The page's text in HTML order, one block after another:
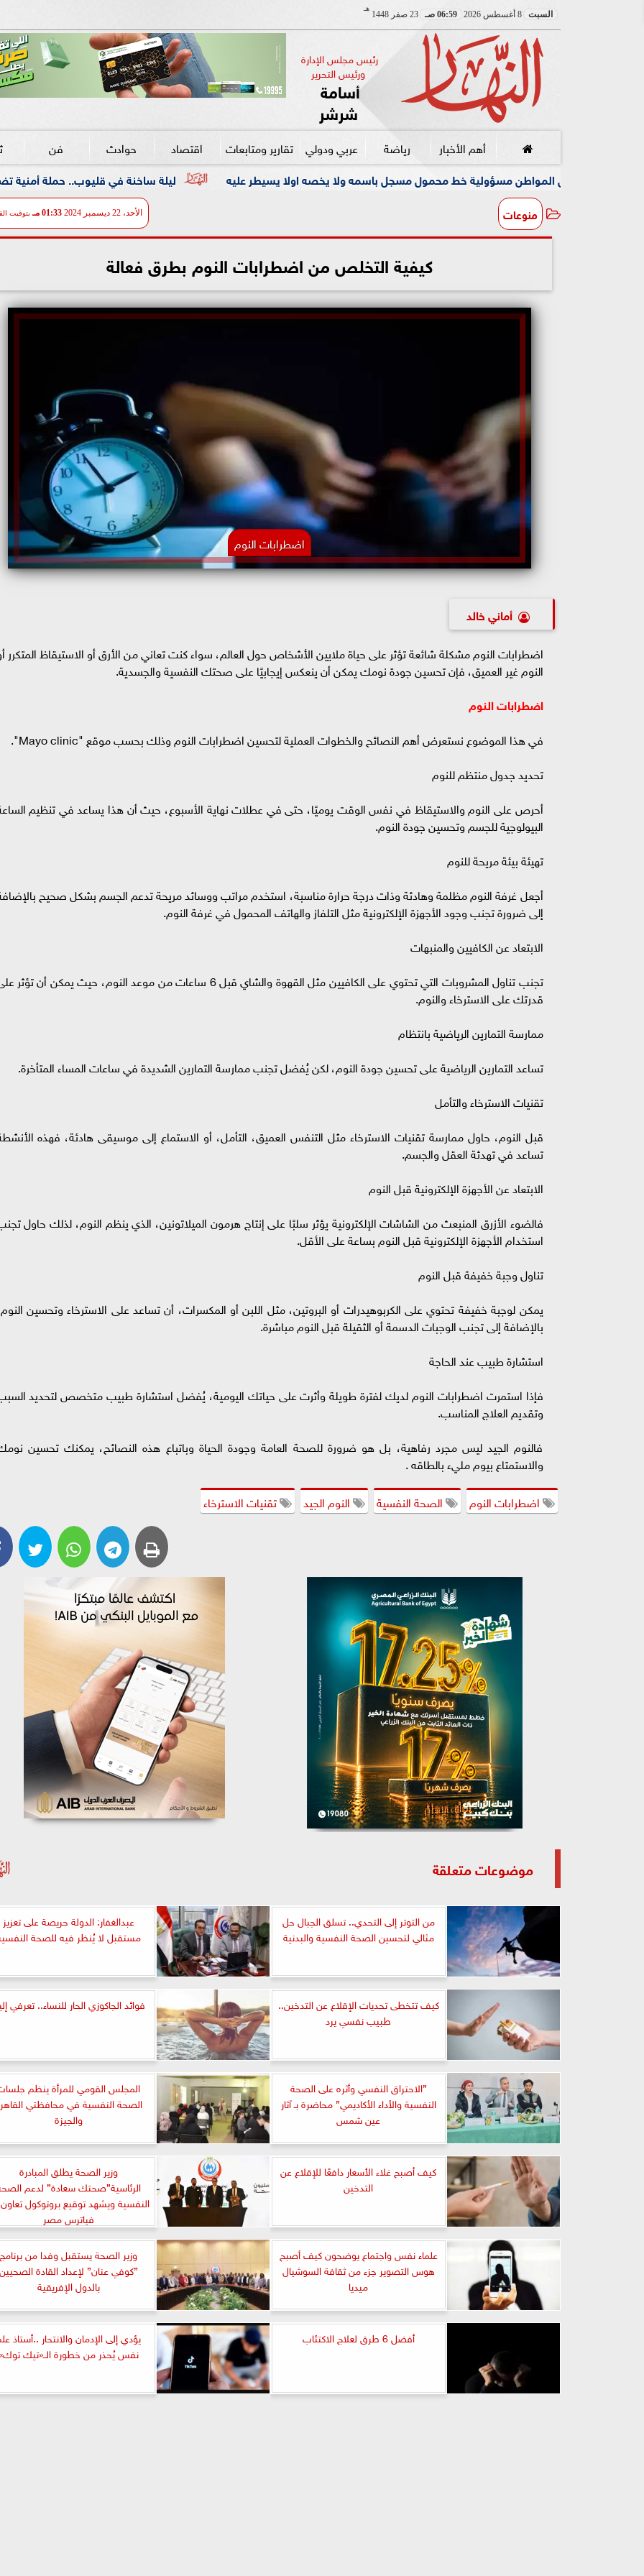
السبت 8 أغسطس 2026 06:59 صـ 23 صفر 1448
هـ
رئيس مجلس الإدارة
ورئيس التحرير
أسامة
شرشر
أهم الأخبار رياضة عربي ودولي تقارير ومتابعات اقتصاد حوادث فن
ليلة ساخنة في قليوب.. حملة أمنية تضرب معاقل المواطن مسؤولية خط محمول مسجل باسمه ولا يخصه اولا يسيطر عليه
منوعات الأحد، 22 ديسمبر 2024 01:33 مـ بتوقيت
كيفية التخلص من اضطرابات النوم بطرق فعالة
اضطرابات النوم
أماني خالد
اضطرابات النوم مشكلة شائعة تؤثر على حياة ملايين الأشخاص حول العالم، سواء كنت تعاني من الأرق أو الاستيقاظ المتكرر
النوم غير العميق، فإن تحسين جودة نومك يمكن أن ينعكس إيجابيًا على صحتك النفسية والجسدية.
اضطرابات النوم
في هذا الموضوع نستعرض أهم النصائح والخطوات العملية لتحسين اضطرابات النوم وذلك بحسب موقع "Mayo clinic".
تحديد جدول منتظم للنوم
أحرص على النوم والاستيقاظ في نفس الوقت يوميًا، حتى في عطلات نهاية الأسبوع، حيث أن هذا يساعد في تنظيم
البيولوجية للجسم وتحسين جودة النوم.
تهيئة بيئة مريحة للنوم
أجعل غرفة النوم مظلمة وهادئة وذات درجة حرارة مناسبة، استخدم مراتب ووسائد مريحة تدعم الجسم بشكل صحيح
إلى ضرورة تجنب وجود الأجهزة الإلكترونية مثل التلفاز والهاتف المحمول في غرفة النوم.
الابتعاد عن الكافيين والمنبهات
تجنب تناول المشروبات التي تحتوي على الكافيين مثل القهوة والشاي قبل 6 ساعات من موعد النوم، حيث يمكن أن
قدرتك على الاسترخاء والنوم.
ممارسة التمارين الرياضية بانتظام
تساعد التمارين الرياضية على تحسين جودة النوم، لكن يُفضل تجنب ممارسة التمارين الشديدة في ساعات المساء المتأخرة.
تقنيات الاسترخاء والتأمل
قبل النوم، حاول ممارسة تقنيات الاسترخاء مثل التنفس العميق، التأمل، أو الاستماع إلى موسيقى هادئة، فهذه
تساعد في تهدئة العقل والجسم.
الابتعاد عن الأجهزة الإلكترونية قبل النوم
فالضوء الأزرق المنبعث من الشاشات الإلكترونية يؤثر سلبًا على إنتاج هرمون الميلاتونين، الذي ينظم النوم، لذلك حاول
استخدام الأجهزة الإلكترونية قبل النوم بساعة على الأقل.
تناول وجبة خفيفة قبل النوم
يمكن لوجبة خفيفة تحتوي على الكربوهيدرات أو البروتين، مثل اللبن أو المكسرات، أن تساعد على الاسترخاء وتحسين
بالإضافة إلى تجنب الوجبات الدسمة أو الثقيلة قبل النوم مباشرة.
استشارة طبيب عند الحاجة
فإذا استمرت اضطرابات النوم لديك لفترة طويلة وأثرت على حياتك اليومية، يُفضل استشارة طبيب متخصص لتحديد
وتقديم العلاج المناسب.
فالنوم الجيد ليس مجرد رفاهية، بل هو ضرورة للصحة العامة وجودة الحياة وباتباع هذه النصائح، يمكنك تحسين
والاستمتاع بيوم مليء بالطاقه .
اضطرابات النوم
الصحة النفسية النوم الجيد تقنيات الاسترخاء
موضوعات متعلقة
من التوتر إلى التحدي.. تسلق الجبال حل
مثالي لتحسين الصحة النفسية والبدنية
عبدالغفار: الدولة حريصة على تعزيز
مستقبل لا يُنظر فيه للصحة
كيف تتخطى تحديات الإقلاع عن التدخين..
طبيب نفسي يرد
فوائد الجاكوزي الحار للنساء.. تعرفي
”الاحتراق النفسي وأثره على الصحة
النفسية والأداء الأكاديمي” محاضرة بـ آثار
عين شمس
المجلس القومي للمرأة ينظم
الصحة النفسية في محافظتي
والجيزة
كيف أصبح غلاء الأسعار دافعًا للإقلاع عن
التدخين
وزير الصحة يطلق المبادرة
الرئاسية”صحتك سعادة” لدعم
النفسية ويشهد توقيع بروتوكول
فياترس مصر
علماء نفس واجتماع يوضحون كيف أصبح
هوس التصوير جزء من ثقافة السوشيال
ميديا
وزير الصحة يستقبل وفدا من برنامج
”كوفي عنان” لإعداد القادة
بالدول الإفريقية
أفضل 6 طرق لعلاج الاكتئاب
يؤدي إلى الإدمان والانتحار ..أستاذ
نفس يُحذر من خطورة الــ«تيك